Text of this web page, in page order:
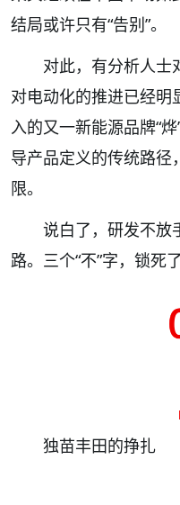
结局或许只有“告别”。
对此，有分析人士
对电动化的推进已经明
入的又一新能源品牌“
导产品定义的传统路径
限。
说白了，研发不放
路。三个“不”字，锁死
独苗丰田的挣扎